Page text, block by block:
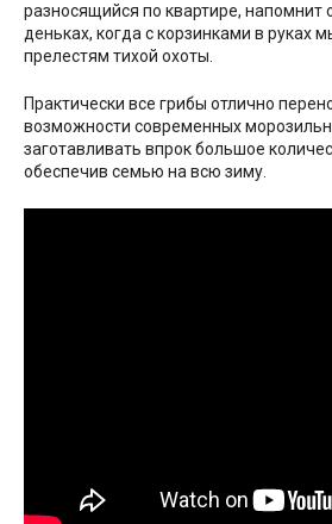
разносящийся по квартире, напомнит
деньках, когда с корзинками в руках
прелестям тихой охоты.
Практически все грибы отлично
возможности современных
заготавливать впрок большое
обеспечив семью на всю зиму.